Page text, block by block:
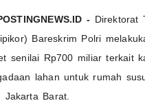
- Direktorat
Bareskrim Polri
senilai Rp700 miliar terkait
lahan untuk rumah
Jakarta Barat.